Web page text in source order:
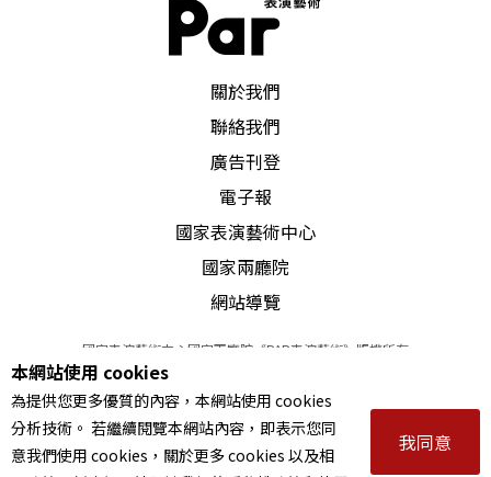
關於我們
聯絡我們
廣告刊登
電子報
國家表演藝術中心
國家兩廳院
網站導覽
國家表演藝術中心國家兩廳院《PAR表演藝術》版權所有
© 2022Performing arts redefined. All Rights Reserved
統一編號 Tax Id number 00973926
本站所提供相關演出資訊，如有異動應以主辦單位公告為準。
服務條款｜隱私權聲明｜著作權聲明
本網站使用 cookies
為提供您更多優質的內容，本網站使用 cookies
分析技術。 若繼續閱覽本網站內容，即表示您同
意我們使用 cookies，關於更多 cookies 以及相
我同意